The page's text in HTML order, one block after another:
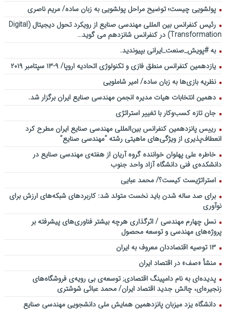
پولشویی چیست؛ توضیح مراحل پولشویی به زبان ساده/ مریم ناصری
رئیس کنفرانس بین المللی مهندسی صنایع از رویکرد تحول دیجیتال (Digital
Transformation) در کنفرانس شانزدهم می گوید…
به #پویش_صنعت_ایرانی بپیوندید.
یازدهمین کنفرانس منطق فازی و تکنولوژی اتحادیه اروپا/ ۹-۱۳ سپتامبر ۲۰۱۹
نظریه بازی‌ها به زبان ساده/ امیر شاملویی
دهمین انتخابات هیات مدیره انجمن مهندسی صنایع ایران برگزار شد.
جان تازه کسب‌وکار با تغییر استراتژی
رییس پانزدهمین کنفرانس بین‌المللی مهندسی صنایع ایران مطرح کرد
انعطاف‌پذیری از ویژگی‌های ماهیتی رشته “مهندسی صنایع”
خاطره علی پهلوان خواننده گروه آریان از هفته‌ی مهندسی صنایع در
دانشکده‌ی فنی دانشگاه آزاد واحد جنوب
استراتژیست کیست؟‬/ محمد عبایی
برای صد ساله شدن باید نخست متولد شد: کاربردهای شبکه‌های ارزش برای
نوآوری
نسل چهارم مهندسی / اثرگذاری هرچه بیشتر فناوری‌های پیشرفته بر
پروژه‌های مهندسی و توسعه محصول
۱۳ توصیه اقتصاددان معروف به ایران
منشأ «صف» در اقتصاد ایران
پدیده‌ای به نام دامپینگ اقتصادی; توسعه‌ی بی رویه‌ی فروشگاه‌های
زنجیره‌ای، چالش جدید اقتصاد ایران/ محمد عبائی شوشتری
دانشگاه یزد میزبان پانزدهمین همایش ملی دانشجویی مهندسی صنایع